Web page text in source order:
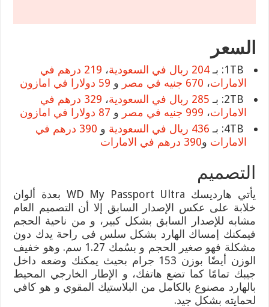
السعر
204 ربال في السعودية ،
219 درهم في
الامارات، 670 جنيه في مصر و 59 دولارا في امازون
285 ربال في السعودية ،
329 درهم في
الامارات، 999 جنيه في مصر و 87 دولارا في امازون
436 ريال في السعودية و
390 درهم في
الامارات و390 درهم في الامارات
التصميم
يأتي هارديسك WD My Passport Ultra بعدة ألوان
خلابة على عكس الإصدار السابق إلا أن التصميم العام
مشابه للإصدار السابق بشكل كبير، و من ناحية الحجم
فيمكنك إمساك الهارد بشكل سلس فى راحة يدك دون
مشكلة فهو صغير الحجم و بسُمك 1.27 سم. وهو خفيف
الوزن أيضًا بوزن 153 جرام بحيث يمكنك وضعه داخل
جيبك تمامًا كما تضع هاتفك، و الإطار الخارجي المحيط
بالهارد مصنوع بالكامل من البلاستيك المقوي و هو كافي
لحمايته بشكل جيد.